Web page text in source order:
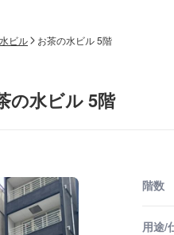
ビル お茶の水ビル 5階
の水ビル 5階
階数
用途/